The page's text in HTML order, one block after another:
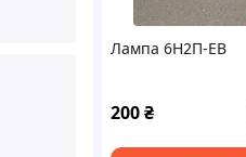
Лампа 6Н2П-ЕВ
200₴